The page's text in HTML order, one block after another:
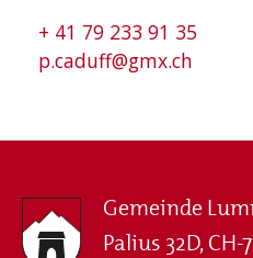
+ 41 79 233 91 35
p.caduff@gmx.ch
Gemeinde
Palius 32D, CH-